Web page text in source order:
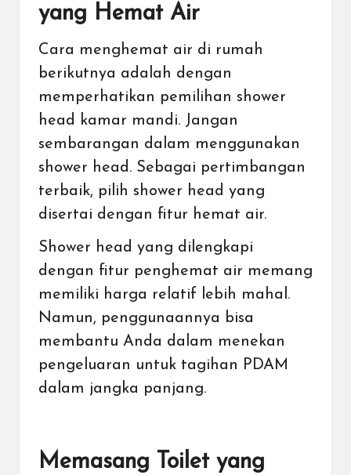
yang Hemat Air
Cara menghemat air di rumah
berikutnya adalah dengan
memperhatikan pemilihan shower
head kamar mandi. Jangan
sembarangan dalam menggunakan
shower head. Sebagai pertimbangan
terbaik, pilih shower head yang
disertai dengan fitur hemat air.
Shower head yang dilengkapi
dengan fitur penghemat air memang
memiliki harga relatif lebih mahal.
Namun, penggunaannya bisa
membantu Anda dalam menekan
pengeluaran untuk tagihan PDAM
dalam jangka panjang.
Memasang Toilet yang